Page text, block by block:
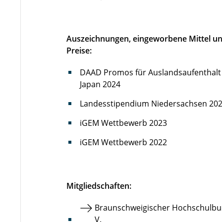
Auszeichnungen, eingeworbene Mittel
Preise:
DAAD Promos für Auslandsaufenthalt
Japan 2024
Landesstipendium Niedersachsen
iGEM Wettbewerb 2023
iGEM Wettbewerb 2022
Mitgliedschaften:
Braunschweigischer
V.